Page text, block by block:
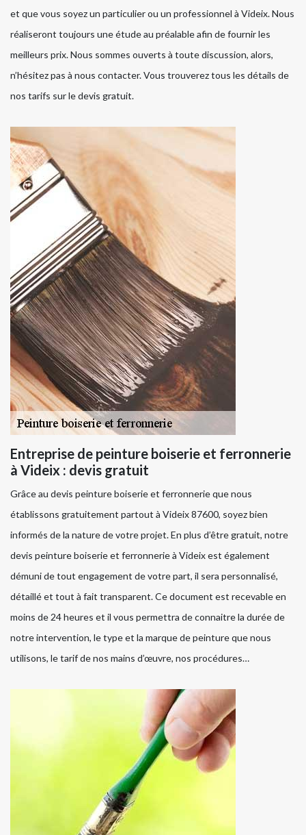
et que vous soyez un particulier ou un professionnel à Videix. Nous
réaliseront toujours une étude au préalable afin de fournir les
meilleurs prix. Nous sommes ouverts à toute discussion, alors,
n’hésitez pas à nous contacter. Vous trouverez tous les détails de
nos tarifs sur le devis gratuit.
Entreprise de peinture boiserie et ferronnerie
à Videix : devis gratuit
Grâce au devis peinture boiserie et ferronnerie que nous
établissons gratuitement partout à Videix 87600, soyez bien
informés de la nature de votre projet. En plus d’être gratuit, notre
devis peinture boiserie et ferronnerie à Videix est également
démuni de tout engagement de votre part, il sera personnalisé,
détaillé et tout à fait transparent. Ce document est recevable en
moins de 24 heures et il vous permettra de connaitre la durée de
notre intervention, le type et la marque de peinture que nous
utilisons, le tarif de nos mains d’œuvre, nos procédures…